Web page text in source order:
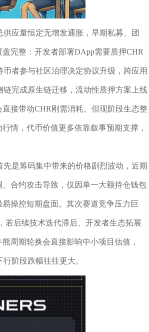
应量恒定无增发通胀，早期私募、团
完整：开发者部署DApp需要质押CHR
者参与社区治理决定协议升级，跨应用
完成原生链迁移，流动性质押方案上线
接带动CHR刚需消耗。但现阶段生态整
情，代币价值更多依靠叙事预期支撑，
是筹码集中带来的价格剧烈波动，近期
合约攻击导致，仅因单一大额持仓钱包
操控短期盘面。其次赛道竞争压力巨
若后续技术迭代滞后、开发者生态拓展
周期轮换会直接影响中小项目估值，
阶段跌幅往往更大。